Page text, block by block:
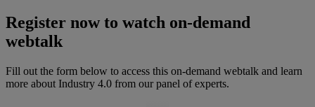
Register now to watch on-demand
webtalk
Fill out the form below to access this on-demand webtalk and learn
more about Industry 4.0 from our panel of experts.